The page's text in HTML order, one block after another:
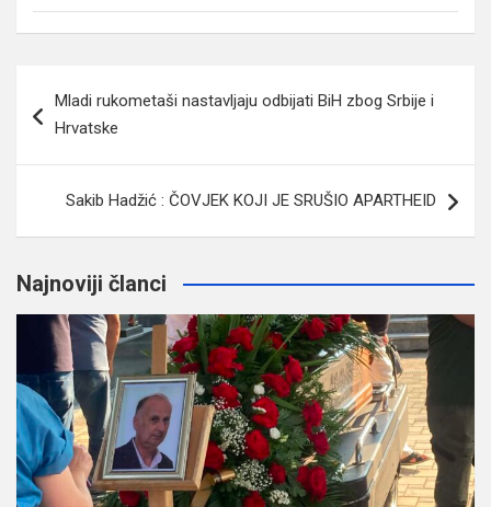
članaka
Mladi rukometaši nastavljaju odbijati BiH zbog Srbije i
Hrvatske
Sakib Hadžić : ČOVJEK KOJI JE SRUŠIO APARTHEID
Najnoviji članci